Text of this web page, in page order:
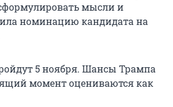
мысли и
номинацию кандидата на
5 ноября. Шансы Трампа
момент оцениваются как